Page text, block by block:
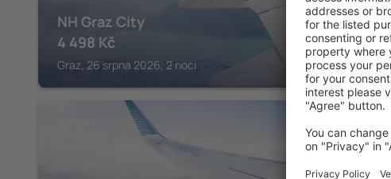
NH Graz City
4 498 Kč
Graz, 26 srpna 2026, 2 noci